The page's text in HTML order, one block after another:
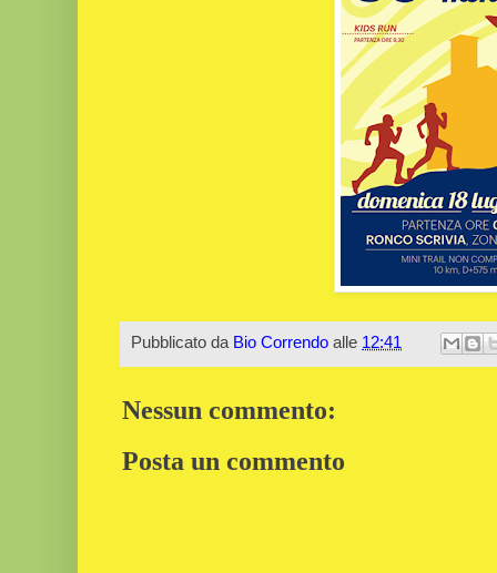
Pubblicato da Bio Correndo alle 12:41
Nessun commento:
Posta un commento